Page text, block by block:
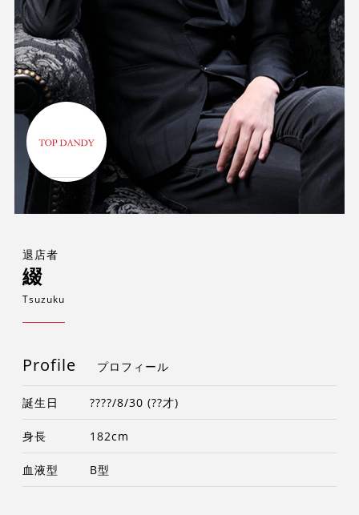
退店者
綴
Tsuzuku
Profile プロフィール
誕生日 ????/8/30 (??才)
身長 182cm
血液型 B型